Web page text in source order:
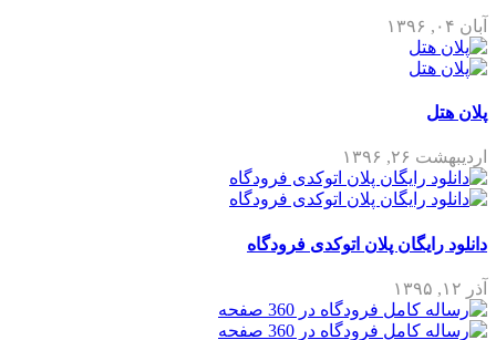
آبان ۰۴, ۱۳۹۶
پلان هتل
اردیبهشت ۲۶, ۱۳۹۶
دانلود رایگان پلان اتوکدی فرودگاه
آذر ۱۲, ۱۳۹۵